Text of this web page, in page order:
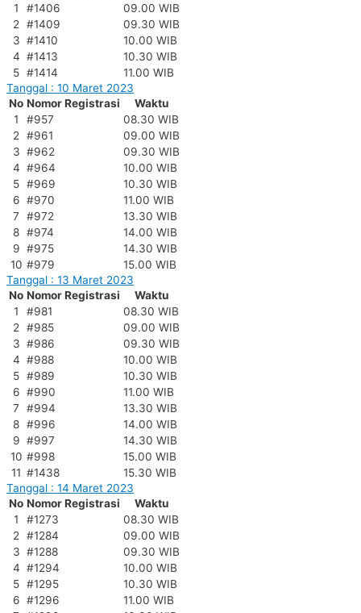
1
#1406
09.00 WIB
2
#1409
09.30 WIB
3 #1410
10.00 WIB
4 #1413
10.30 WIB
5 #1414
11.00 WIB
Tanggal : 10 Maret 2023
No Nomor Registrasi
Waktu
1
#957
08.30 WIB
2
#961
09.00 WIB
3 #962
09.30 WIB
4 #964
10.00 WIB
5 #969
10.30 WIB
6 #970
11.00 WIB
7
#972
13.30 WIB
8 #974
14.00 WIB
9 #975
14.30 WIB
10 #979
15.00 WIB
Tanggal : 13 Maret 2023
No Nomor Registrasi
Waktu
1
#981
08.30 WIB
2
#985
09.00 WIB
3 #986
09.30 WIB
4 #988
10.00 WIB
5 #989
10.30 WIB
6 #990
11.00 WIB
7
#994
13.30 WIB
8 #996
14.00 WIB
9 #997
14.30 WIB
10 #998
15.00 WIB
11 #1438
15.30 WIB
Tanggal : 14 Maret 2023
No Nomor Registrasi
Waktu
1
#1273
08.30 WIB
2
#1284
09.00 WIB
3 #1288
09.30 WIB
4 #1294
10.00 WIB
5 #1295
10.30 WIB
6 #1296
11.00 WIB